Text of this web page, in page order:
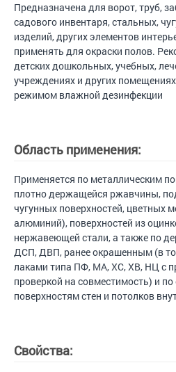
Предназначена для ворот, труб,
садового инвентаря, стальных,
изделий, других элементов
применять для окраски полов.
детских дошкольных, учебных,
учреждениях и других
режимом влажной дезинфекции
Область применения:
Применяется по металлическим
плотно держащейся ржавчины,
чугунных поверхностей, цветных
алюминий), поверхностей из
нержавеющей стали, а также по
ДСП, ДВП, ранее окрашенным (в
лаками типа ПФ, МА, ХС, ХВ, НЦ с
проверкой на совместимость) и
поверхностям стен и потолков
Свойства: